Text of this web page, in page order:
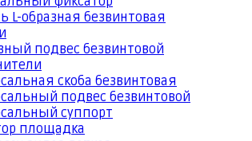
L-образная безвинтовая
подвес безвинтовой
скоба безвинтовая
подвес безвинтовой
суппорт
площадка